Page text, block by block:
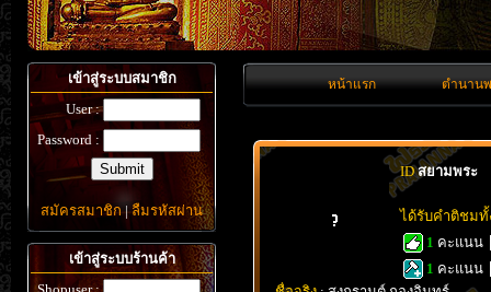
เข้าสู่ระบบสมาชิก
User :
Password :
สมัครสมาชิก|ลืมรหัสผ่าน
เข้าสู่ระบบร้านค้า
หน้าแรก ตำนาน
ID สยามพระ
ได้รับคำติชม
1 คะแนน
1 คะแนน